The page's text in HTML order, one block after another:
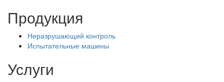
Продукция
Неразрушающий контроль
Испытательные машины
Услуги